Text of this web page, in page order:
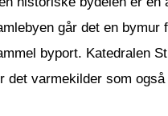
går det en bymur
byport. Katedralen
det varmekilder som